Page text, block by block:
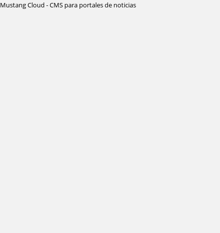
Mustang Cloud - CMS para portales de noticias